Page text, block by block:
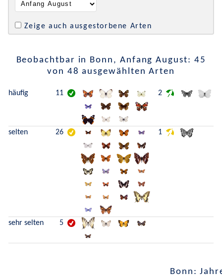
Zeige auch ausgestorbene Arten
Beobachtbar in Bonn, Anfang August: 45
von 48 ausgewählten Arten
häufig 11 2
selten 26 1
sehr selten 5
Bonn: